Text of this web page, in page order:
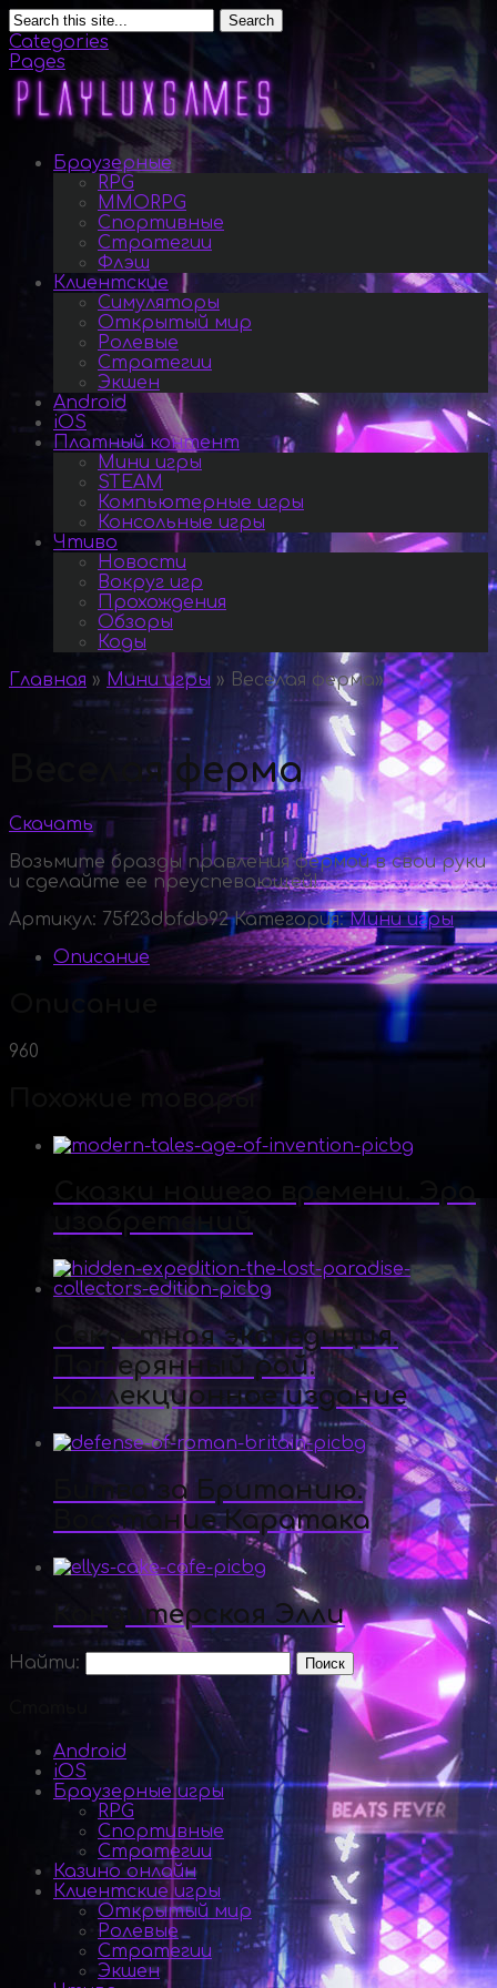
Search
Categories
Pages
Браузерные
RPG
MMORPG
Спортивные
Стратегии
Флэш
Клиентские
Симуляторы
Открытый мир
Ролевые
Стратегии
Экшен
Android
iOS
Платный контент
Мини игры
STEAM
Компьютерные игры
Консольные игры
Чтиво
Новости
Вокруг игр
Прохождения
Обзоры
Коды
Главная » Мини игры » Веселая ферма»
Веселая ферма
Скачать
Возьмите бразды правления фермой в свои руки
и сделайте ее преуспевающей!
Артикул: 75f23dbfdb92 Категория:Мини игры
Описание
960
Похожие товары
Сказки нашего времени. Эра
Секретная экспедиция.
Потерянный рай.
Коллекционное издание
Битва за Британию.
Восстание Каратака
Кондитерская Элли
Найти:
Android
iOS
Браузерные игры
RPG
Спортивные
Стратегии
Казино онлайн
Клиентские игры
Открытый мир
Ролевые
Стратегии
Экшен